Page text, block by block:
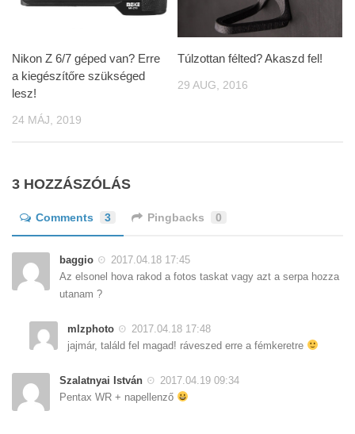
Nikon Z 6/7 géped van? Erre
a kiegészítőre szükséged
lesz!
24 MÁJ, 2019
Túlzottan félted? Akaszd fel!
29 AUG, 2016
3 HOZZÁSZÓLÁS
Comments 3 Pingbacks 0
baggio
2017.04.18 17:45
Az elsonel hova rakod a fotos taskat vagy azt a serpa hozza
utanam ?
mlzphoto
2017.04.18 17:48
jajmár, találd fel magad! ráveszed erre a fémkeretre
Szalatnyai István
2017.04.19 09:34
Pentax WR + napellenző